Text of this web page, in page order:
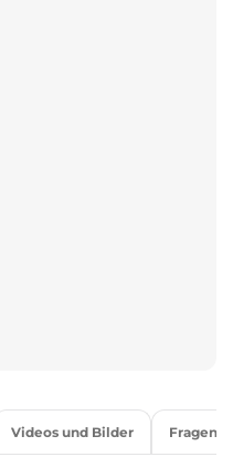
Videos und Bilder Fragen